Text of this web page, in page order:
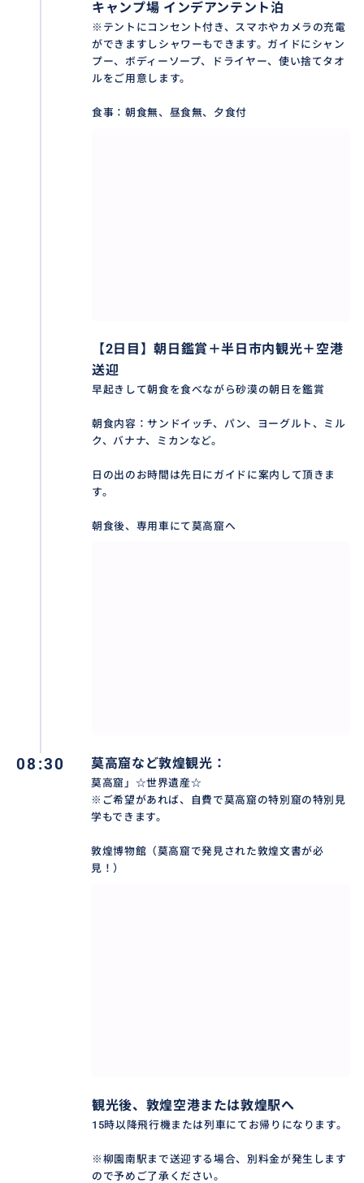
キャンプ場 インデアンテント泊
※テントにコンセント付き、スマホやカメラの充電
ができますしシャワーもできます。ガイドにシャン
プー、ボディーソープ、ドライヤー、使い捨てタオ
ルをご用意します。
食事：朝食無、昼食無、夕食付
【2日目】朝日鑑賞＋半日市内観光＋空港
送迎
早起きして朝食を食べながら砂漠の朝日を鑑賞
朝食内容：サンドイッチ、パン、ヨーグルト、ミル
ク、バナナ、ミカンなど。
日の出のお時間は先日にガイドに案内して頂きま
す。
朝食後、専用車にて莫高窟へ
08:30 莫高窟など敦煌観光：
莫高窟」☆世界遺産☆
※ご希望があれば、自費で莫高窟の特別窟の特別見
学もできます。
敦煌博物館（莫高窟で発見された敦煌文書が必
見！）
観光後、敦煌空港または敦煌駅へ
15時以降飛行機または列車にてお帰りになります。
※柳園南駅まで送迎する場合、別料金が発生します
ので予めご了承ください。